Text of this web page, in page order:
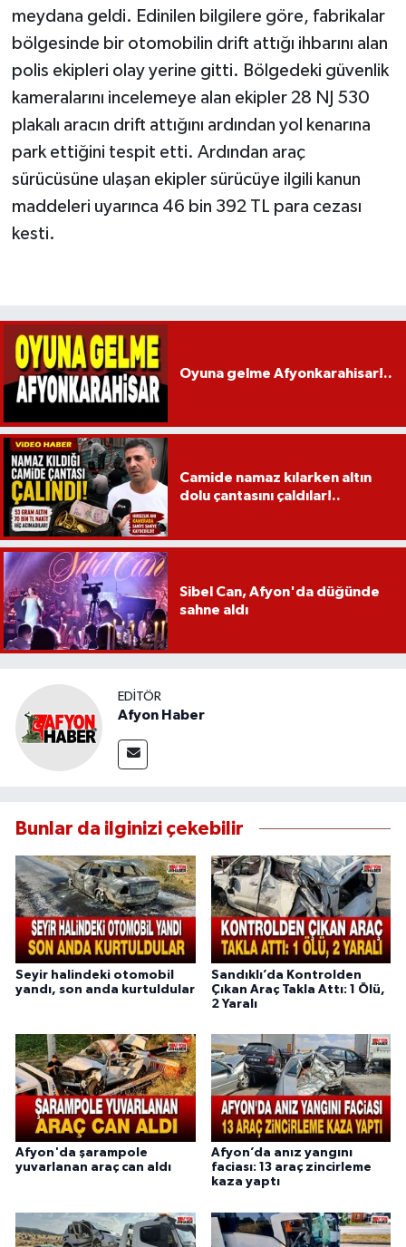
meydana geldi. Edinilen bilgilere göre, fabrikalar
bölgesinde bir otomobilin drift attığı ihbarını alan
polis ekipleri olay yerine gitti. Bölgedeki güvenlik
kameralarını incelemeye alan ekipler 28 NJ 530
plakalı aracın drift attığını ardından yol kenarına
park ettiğini tespit etti. Ardından araç
sürücüsüne ulaşan ekipler sürücüye ilgili kanun
maddeleri uyarınca 46 bin 392 TL para cezası
kesti.
Oyuna gelme Afyonkarahisar!..
Camide namaz kılarken altın
dolu çantasını çaldılar!..
Sibel Can, Afyon'da düğünde
sahne aldı
EDITÖR
Afyon Haber
Bunlar da ilginizi çekebilir
Seyir halindeki otomobil
yandı, son anda kurtuldular
Sandıklı’da Kontrolden
Çıkan Araç Takla Attı: 1 Ölü,
2 Yaralı
Afyon'da şarampole
yuvarlanan araç can aldı
Afyon’da anız yangını
faciası: 13 araç zincirleme
kaza yaptı